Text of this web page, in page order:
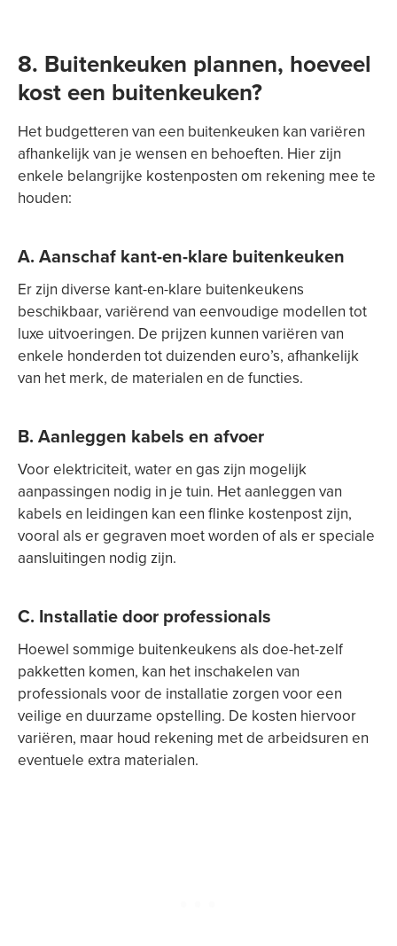
8. Buitenkeuken plannen, hoeveel
kost een buitenkeuken?
Het budgetteren van een buitenkeuken kan variëren
afhankelijk van je wensen en behoeften. Hier zijn
enkele belangrijke kostenposten om rekening mee te
houden:
A. Aanschaf kant-en-klare buitenkeuken
Er zijn diverse kant-en-klare buitenkeukens
beschikbaar, variërend van eenvoudige modellen tot
luxe uitvoeringen. De prijzen kunnen variëren van
enkele honderden tot duizenden euro’s, afhankelijk
van het merk, de materialen en de functies.
B. Aanleggen kabels en afvoer
Voor elektriciteit, water en gas zijn mogelijk
aanpassingen nodig in je tuin. Het aanleggen van
kabels en leidingen kan een flinke kostenpost zijn,
vooral als er gegraven moet worden of als er speciale
aansluitingen nodig zijn.
C. Installatie door professionals
Hoewel sommige buitenkeukens als doe-het-zelf
pakketten komen, kan het inschakelen van
professionals voor de installatie zorgen voor een
veilige en duurzame opstelling. De kosten hiervoor
variëren, maar houd rekening met de arbeidsuren en
eventuele extra materialen.